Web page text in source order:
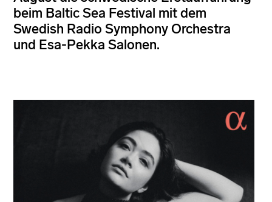
beim Baltic Sea Festival mit dem
Swedish Radio Symphony Orchestra
und Esa-Pekka Salonen.